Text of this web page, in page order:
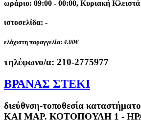
ωράριο: 09:00 - 00:00, Κυριακή Κλειστά
ιστοσελίδα: -
ελάχιστη παραγγελία: 4.00€
τηλέφωνο/α: 210-2775977
ΒΡΑΝΑΣ ΣΤΕΚΙ
διεύθνση-τοποθεσία
ΚΑΙ ΜΑΡ. ΚΟΤΟΠΟΥΛΗ 1 -